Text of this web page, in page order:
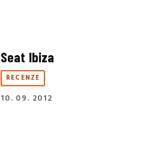
Seat Ibiza
RECENZE
10. 09. 2012